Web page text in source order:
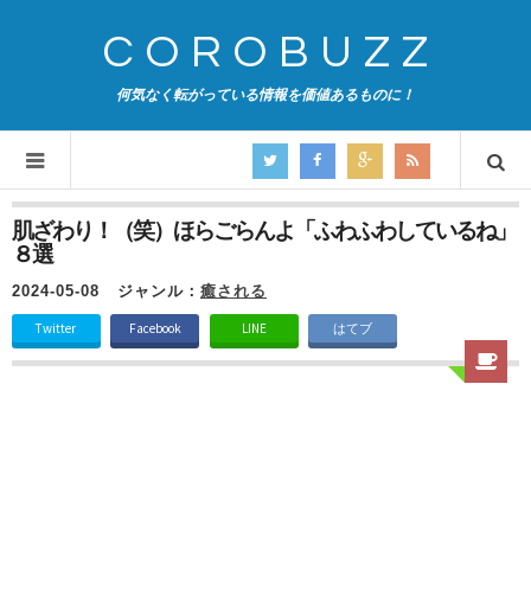
COROBUZZ
何気なく転がっている情報を価値あるものに！
肌ざわり！（笑）ほらごらんよ「ふわふわしているね」
８選
2024-05-08 ジャンル： 癒される
Twitter Facebook LINE はてブ